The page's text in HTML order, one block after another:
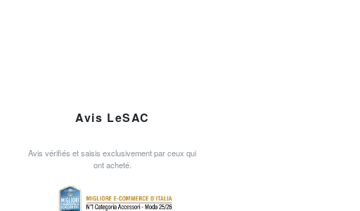
Avis LeSAC
Avis vérifiés et saisis exclusivement par ceux qui
ont acheté.